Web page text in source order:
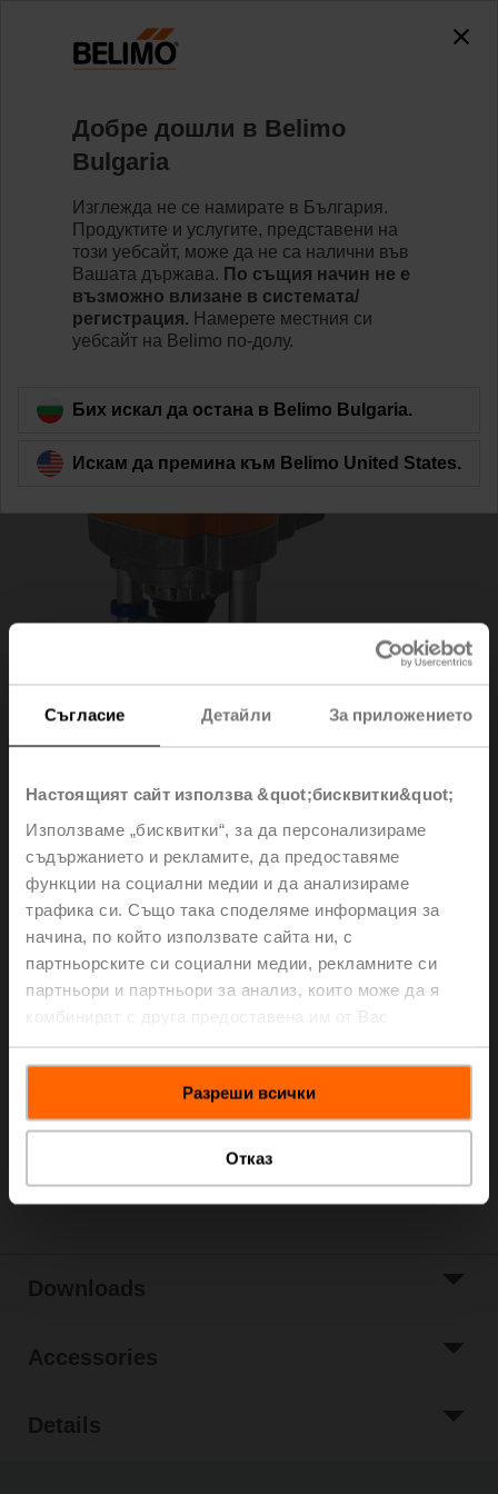
Съгласие Детайли За приложението
Настоящият сайт използва &quot;бисквитки&quot;
Използваме „бисквитки“, за да персонализираме
съдържанието и рекламите, да предоставяме
функции на социални медии и да анализираме
трафика си. Също така споделяме информация за
начина, по който използвате сайта ни, с
партньорските си социални медии, рекламните си
партньори и партньори за анализ, които може да я
ползването от Ваша страна на услугите им.
Разреши всички
Отказ
EV24A-SR-TPC
Learn more
Back to product category
EV24A-SR-TPC
Globe valve actuator, 2500 N, AC/DC 24 V, 2...10 V,
150 s, Stroke 40 mm, IP54, Terminals with cable
Please contact your local Sales Representative for
Add to Cart
List
Downloads
Accessories
Details
Добре дошли в Belimo
Bulgaria
Изглежда не се намирате в България.
Продуктите и услугите, представени на
този уебсайт, може да не са налични във
Вашата държава. По същия начин не е
възможно влизане в системата/
регистрация. Намерете местния си
уебсайт на Belimo по-долу.
Бих искал да остана в Belimo Bulgaria.
Искам да премина към Belimo United States.